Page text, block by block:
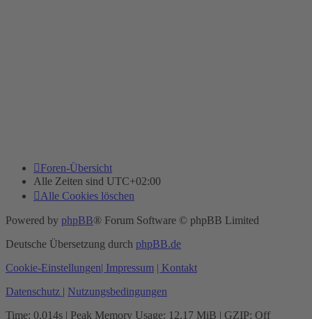
Foren-Übersicht
Alle Zeiten sind UTC+02:00
Alle Cookies löschen
Powered by phpBB® Forum Software © phpBB Limited
Deutsche Übersetzung durch phpBB.de
Cookie-Einstellungen| Impressum | Kontakt
Datenschutz | Nutzungsbedingungen
Time: 0.014s | Peak Memory Usage: 12.17 MiB | GZIP: Off